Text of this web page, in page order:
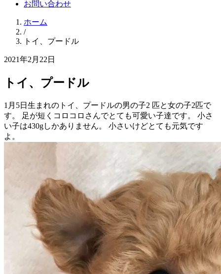
お問い合わせ
ホーム
/
トイ、プードル
2021年2月22日
トイ、プードル
1月5日生まれのトイ、プードルの男の子2 匹と女の子2匹で
す。 足が短くコロコロさんでとても可愛い子達です。 小さ
い子は430gしかありません。 小さいけどとても元気です
よ。